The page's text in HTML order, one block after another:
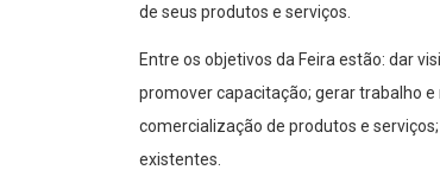
de seus produtos e serviços.
Entre os objetivos da Feira estão: dar
promover capacitação; gerar trabalho
comercialização de produtos e
existentes.